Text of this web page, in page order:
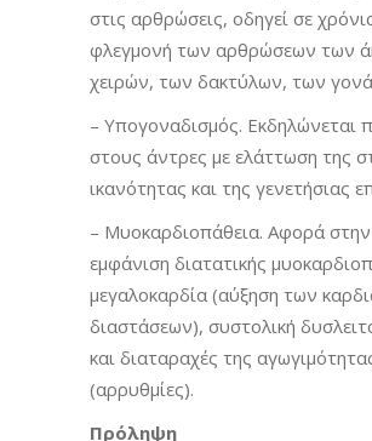
στις αρθρώσεις, οδηγεί σε
φλεγμονή των αρθρώσεων των
χειρών, των δακτύλων, των
– Υπογοναδισμός. Εκδηλώνεται
στους άντρες με ελάττωση της
ικανότητας και της γενετήσιας
– Μυοκαρδιοπάθεια. Αφορά στην
εμφάνιση διατατικής
μεγαλοκαρδία (αύξηση των
διαστάσεων), συστολική
και διαταραχές της
(αρρυθμίες).
Πρόληψη